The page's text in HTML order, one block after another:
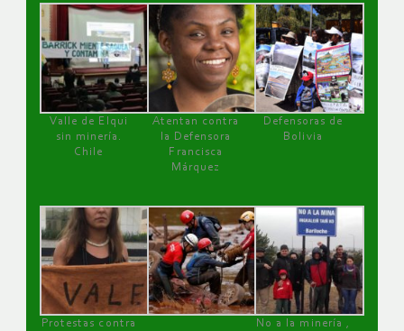
Valle de Elqui
sin minería.
Chile
Atentan contra
la Defensora
Francisca
Márquez
Defensoras de
Bolivia
Protestas contra
No a la minería ,